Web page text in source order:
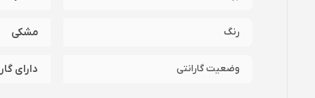
رنگ مشکی
وضعیت گارانتی دارای